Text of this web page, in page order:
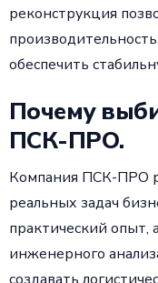
реконструкция
обеспечить
Почему
ПСК-ПРО.
Компания ПСК-ПРО
реальных задач
практический опыт,
инженерного